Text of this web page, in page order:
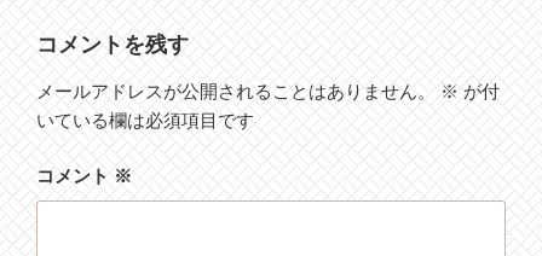
リ
ー
コメントを残す
メールアドレスが公開されることはありません。 ※が付
いている欄は必須項目です
コメント※